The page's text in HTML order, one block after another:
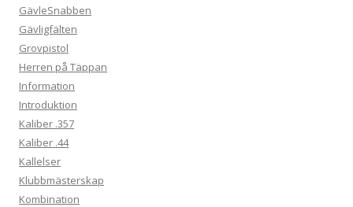
GävleSnabben
Gävligfälten
Grovpistol
Herren på Täppan
Information
Introduktion
Kaliber .357
Kaliber .44
Kallelser
Klubbmästerskap
Kombination